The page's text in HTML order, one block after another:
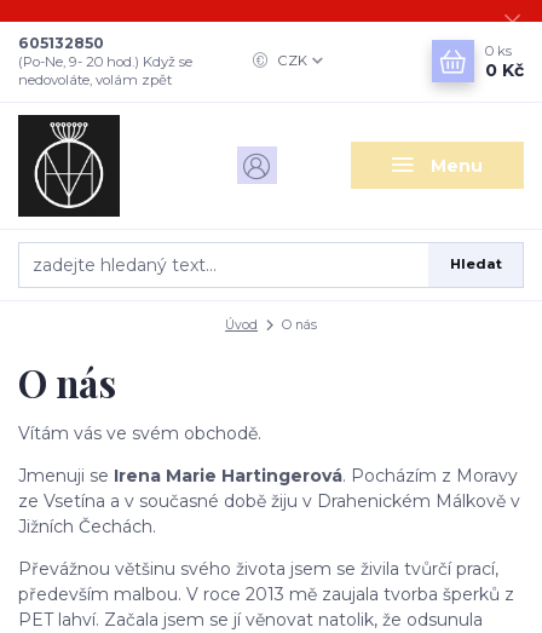
Menu
CZK
Hledat
605132850
(Po-Ne, 9- 20 hod.) Když se
nedovoláte, volám zpět
0 ks
0 Kč
Úvod O nás
O nás
Vítám vás ve svém obchodě.
Jmenuji se Irena Marie Hartingerová. Pocházím z Moravy
ze Vsetína a v současné době žiju v Drahenickém Málkově v
Jižních Čechách.
Převážnou většinu svého života jsem se živila tvůrčí prací,
především malbou. V roce 2013 mě zaujala tvorba šperků z
PET lahví. Začala jsem se jí věnovat natolik, že odsunula